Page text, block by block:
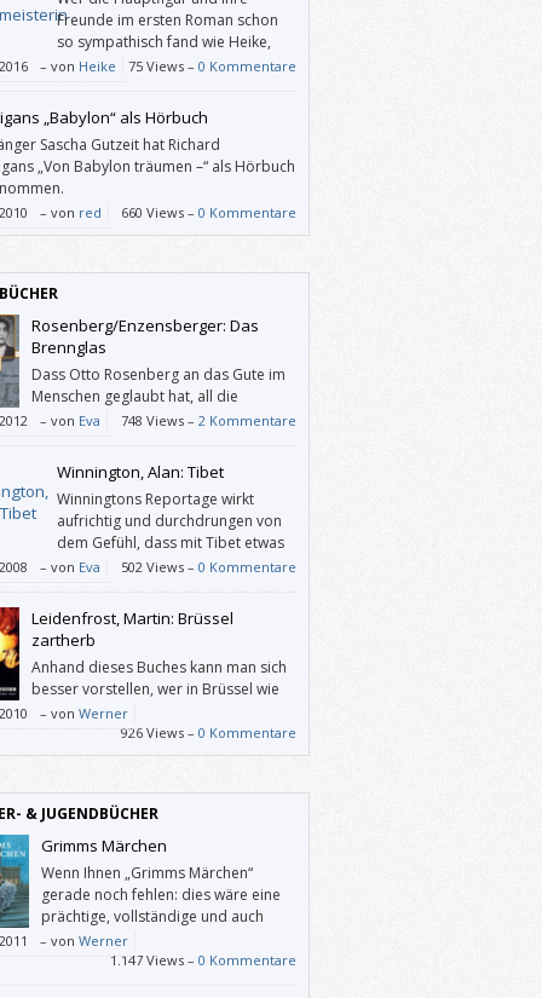
Freunde im ersten Roman schon
so sympathisch fand wie Heike,
wird im zweiten sicher auch nicht
Mit „Die Tarotmeisterin“ hat man
sehr unterhaltsamen österreichischen
Händen, der für vergnügliche und
Lesestunden sorgt, und das Ende
eine Fortsetzung hoffen.
– von Heike 75 Views – 0 Kommentare
„Babylon“ als Hörbuch
Sascha Gutzeit hat Richard
„Von Babylon träumen –“ als Hörbuch
– von red 660 Views – 0 Kommentare
Rosenberg/Enzensberger: Das
Brennglas
Dass Otto Rosenberg an das Gute im
Menschen geglaubt hat, all die
schwere Zeit, spürt man während der
dieses Buches wie wärmende
durch die grausame Kälte all der
Ereignisse hindurch. Das mag jetzt
klingen: Im Gegensatz dazu hat das
gar nichts Pathetisches an sich. Es ist
die Wahrheit, von einem Menschen
der größer war als alle, die ihn klein
wollten.
– von Eva 748 Views – 2 Kommentare
Winnington, Alan: Tibet
Winningtons Reportage wirkt
aufrichtig und durchdrungen von
dem Gefühl, dass mit Tibet etwas
Wichtiges und Richtiges passiert. Er
geradezu für die chinesische
– da werde ich skeptisch:
sein, dass dieser enthusiastische Blick
jahrhundertelang unterdrücktes Volk im
ein wenig einseitig ist?
– von Eva 502 Views – 0 Kommentare
Leidenfrost, Martin: Brüssel
zartherb
Anhand dieses Buches kann man sich
besser vorstellen, wer in Brüssel wie
für die EU arbeitet.
– von Werner
926 Views – 0 Kommentare
& JUGENDBÜCHER
Grimms Märchen
Wenn Ihnen „Grimms Märchen“
gerade noch fehlen: dies wäre eine
prächtige, vollständige und auch
noch diensteifrige Ausgabe davon.
– von Werner
1.147 Views – 0 Kommentare